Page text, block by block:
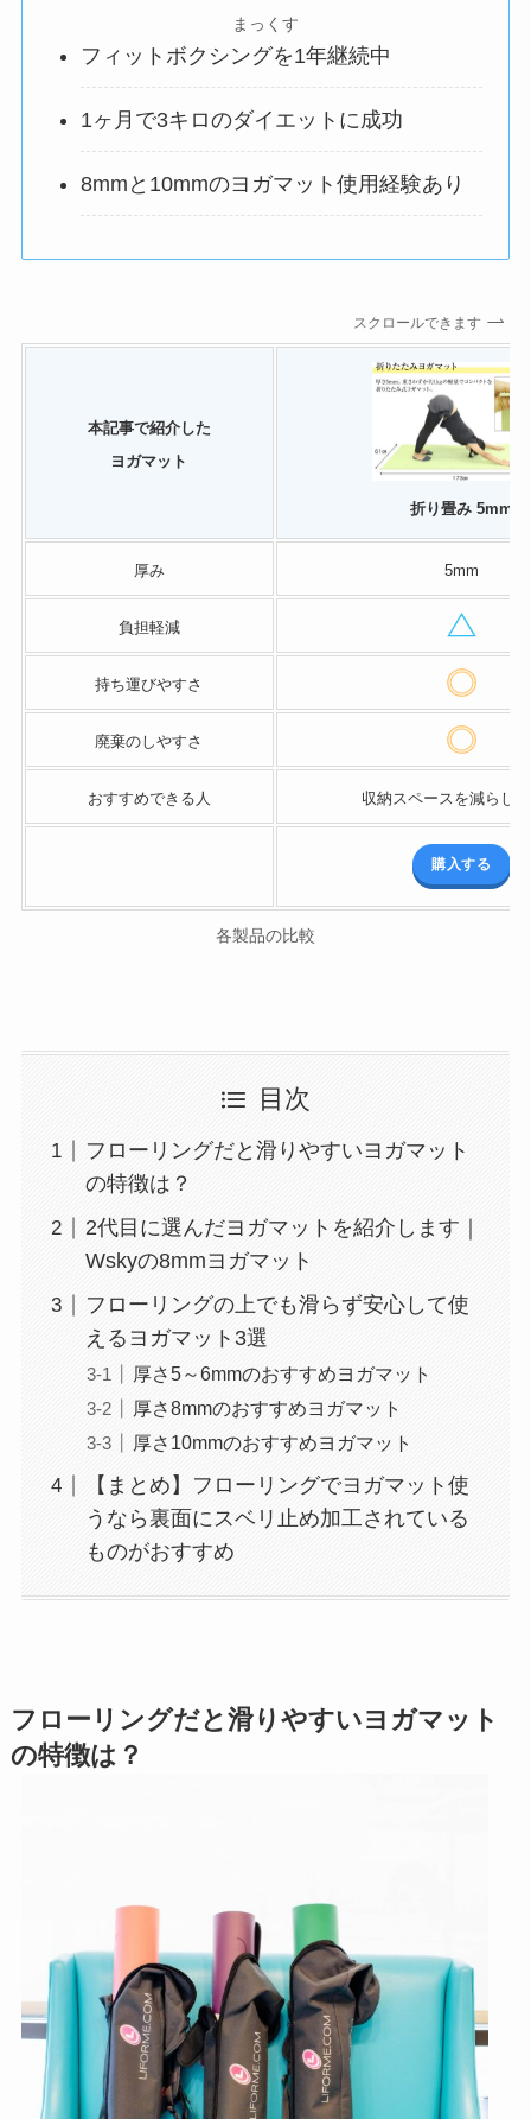
まっくす
フィットボクシングを1年継続中
1ヶ月で3キロのダイエットに成功
8mmと10mmのヨガマット使用経験あり
スクロールできます
本記事で紹介した
ヨガマット
折り畳み 5mm
厚み 5mm
負担軽減
持ち運びやすさ
廃棄のしやすさ
おすすめできる人 収納スペースを減らし
購入する
各製品の比較
目次
フローリングだと滑りやすいヨガマット
の特徴は？
2代目に選んだヨガマットを紹介します｜
Wskyの8mmヨガマット
フローリングの上でも滑らず安心して使
えるヨガマット3選
厚さ5～6mmのおすすめヨガマット
厚さ8mmのおすすめヨガマット
厚さ10mmのおすすめヨガマット
【まとめ】フローリングでヨガマット使
うなら裏面にスベリ止め加工されている
ものがおすすめ
フローリングだと滑りやすいヨガマット
の特徴は？